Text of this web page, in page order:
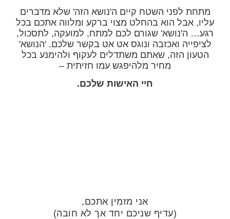
מתחת לפני השטח קיים ה'נושא הזה' שלא מדברים
עליו, אבל הוא בהחלט מצוי ברקע ומלווה אתכם בכל
רגע… ה'נושא' שגורם לכם למתח, למועקה, לתסכול,
לציפייה ואכזבה ונוגס אט אט בקשר שלכם. 'הנושא'
הטעון הזה, שאתם משתדלים לעקוף ולהימנע בכל
מחיר מלהיפגש עמו חזיתית –
חיי האישות שלכם.
אני מזמין אתכם,
(עדיף שניכם יחד אך לא חובה)